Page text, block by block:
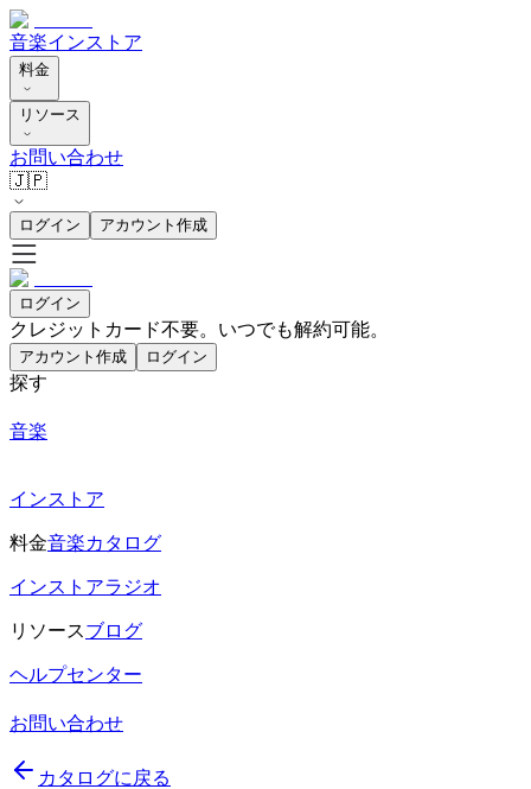
音楽インストア
料金
リソース
お問い合わせ
🇯🇵
ログイン アカウント作成
ログイン
クレジットカード不要。いつでも解約可能。
アカウント作成 ログイン
探す
音楽
インストア
料金音楽カタログ
インストアラジオ
リソースブログ
ヘルプセンター
お問い合わせ
カタログに戻る